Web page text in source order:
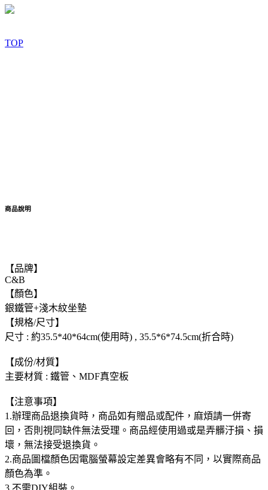
TOP
商品說明
【品牌】
C&B
【顏色】
銀鐵管+淺木紋坐墊
【規格/尺寸】
尺寸 : 約35.5*40*64cm(使用時) , 35.5*6*74.5cm(折合時)
【成份/材質】
主要材質 : 鐵管、MDF真空板
【注意事項】
1.辦理商品退換貨時，商品如有贈品或配件，麻煩請一併寄
回，否則視同缺件無法受理。商品經使用過或是弄髒汙損、損
壞，無法接受退換貨。
2.商品圖檔顏色因電腦螢幕設定差異會略有不同，以實際商品
顏色為準。
3.不需DIY組裝。